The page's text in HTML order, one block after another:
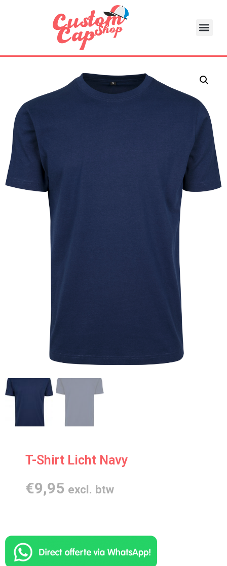
T-Shirt Licht Navy
€9,95 excl. btw